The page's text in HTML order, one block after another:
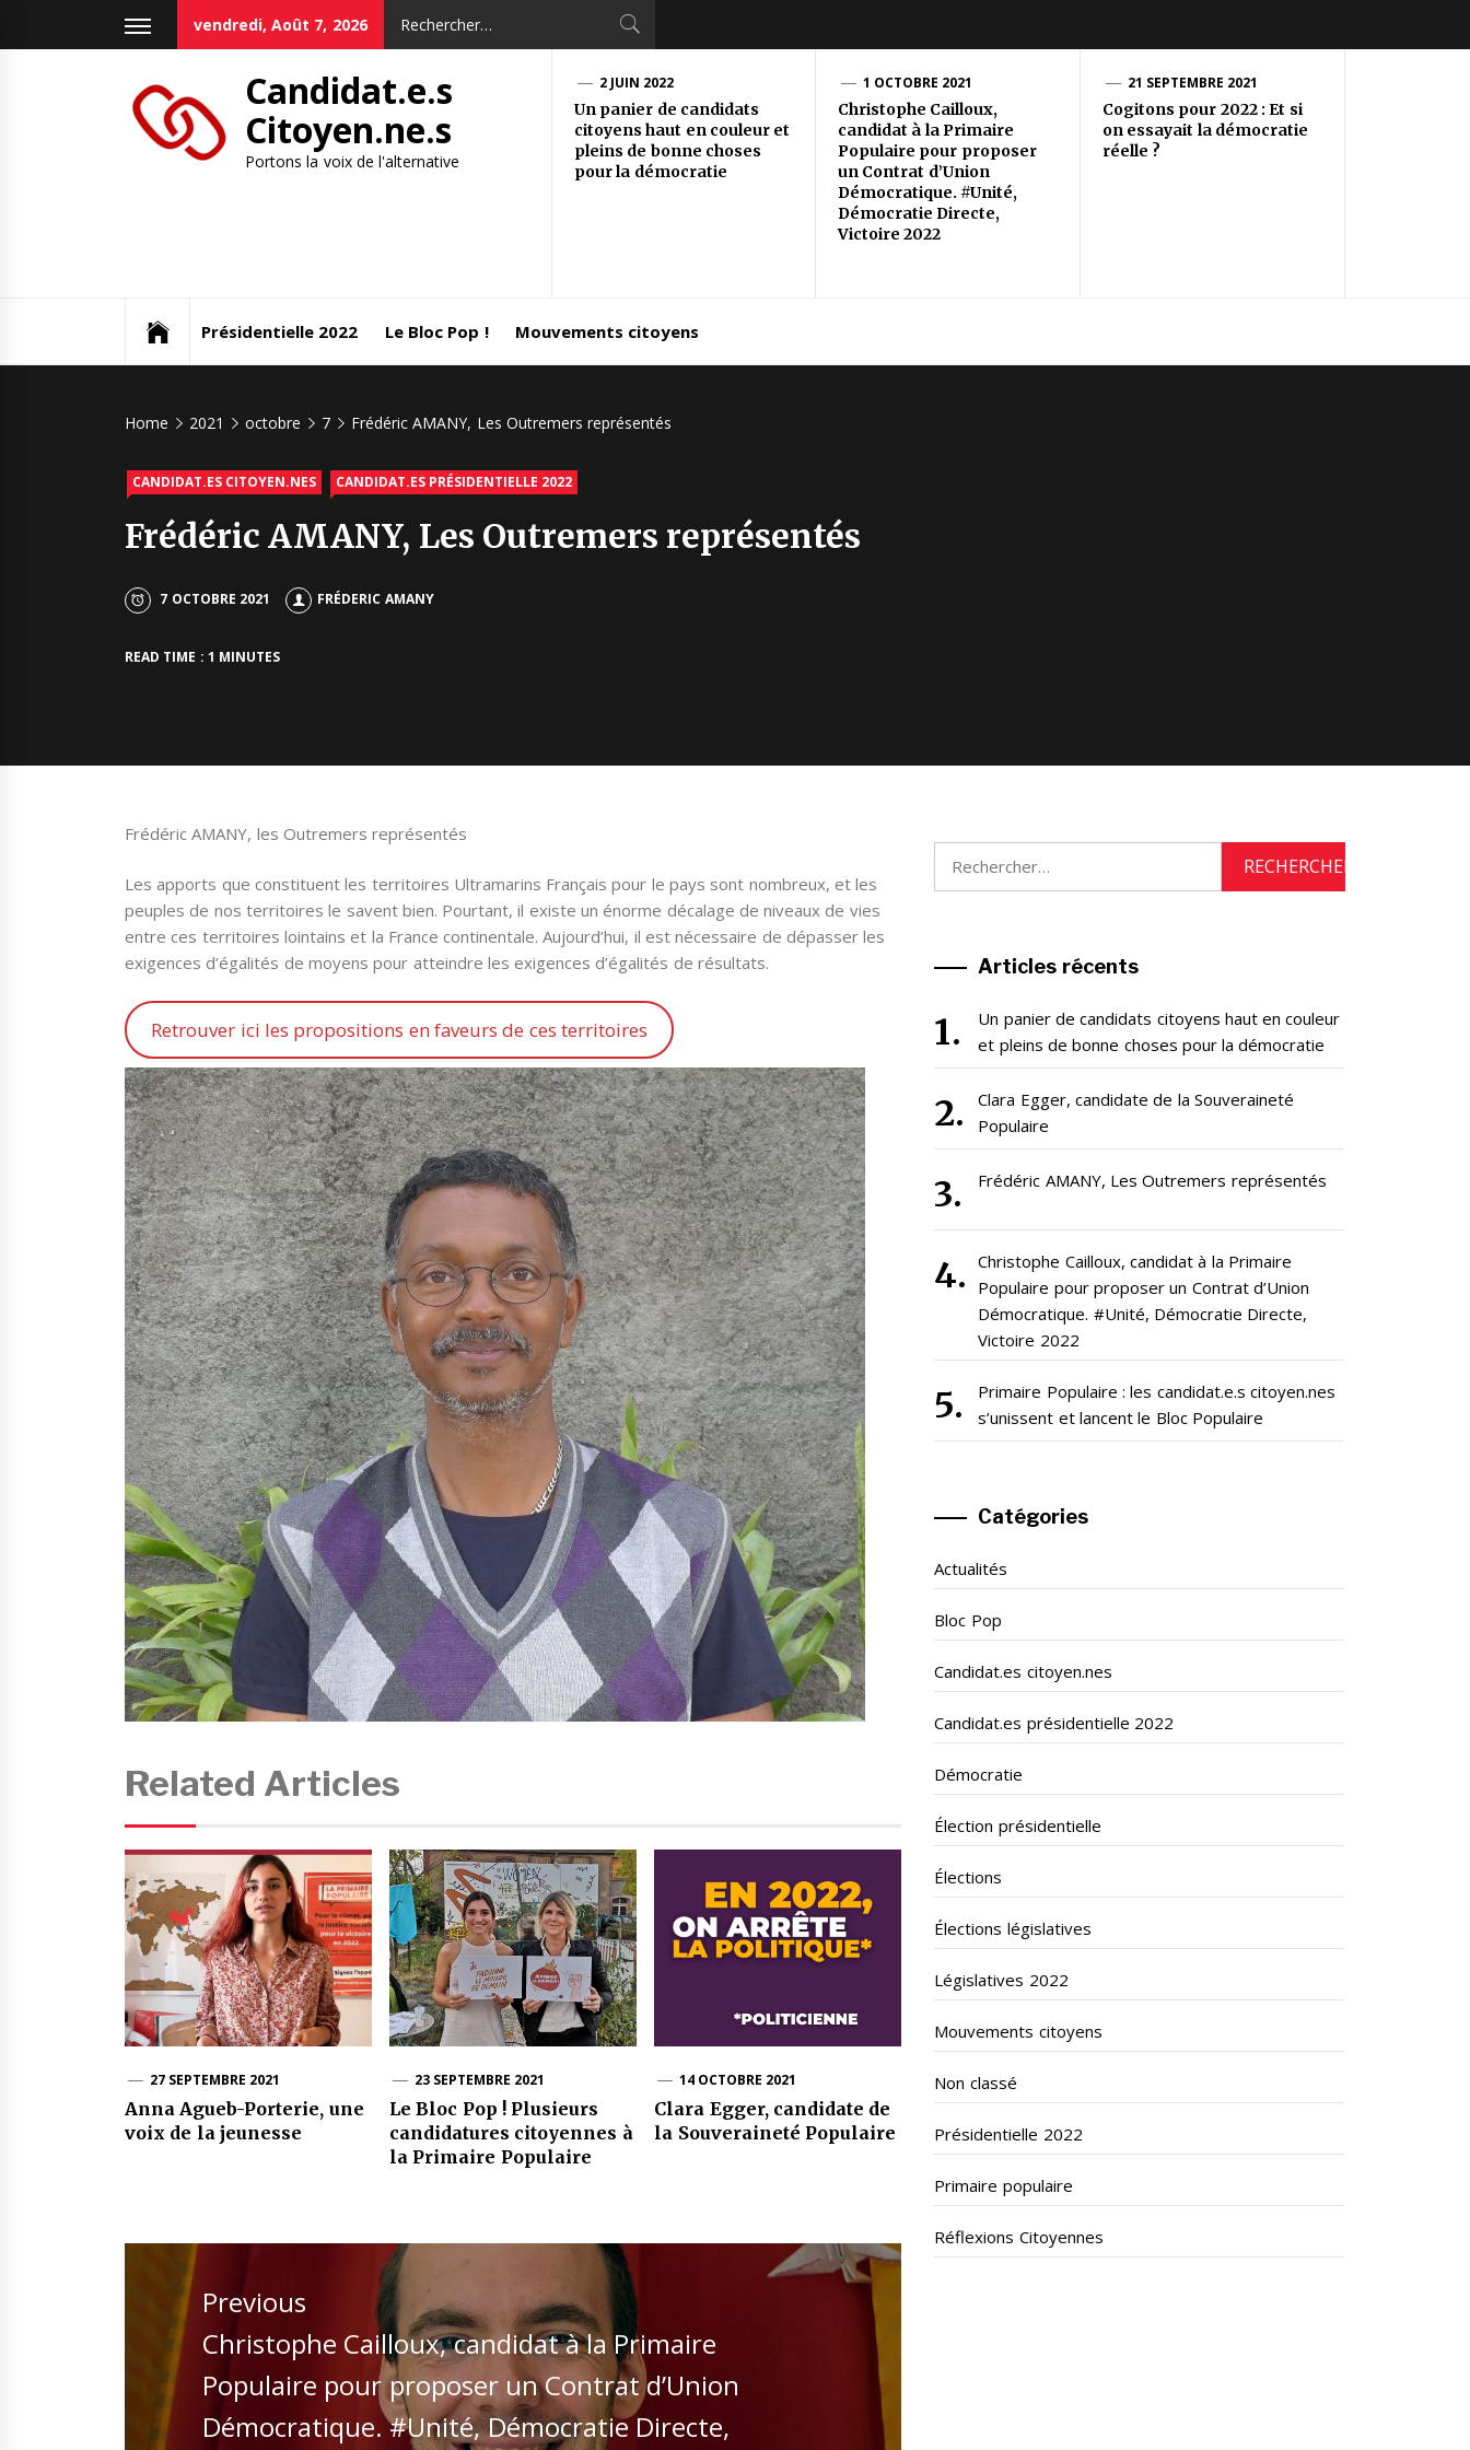
vendredi, Août 7, 2026
Candidat.e.s
Citoyen.ne.s
Portons la voix de l'alternative
2 JUIN 2022
Un panier de candidats
citoyens haut en couleur et
pleins de bonne choses
pour la démocratie
1 OCTOBRE 2021
Christophe Cailloux,
candidat à la Primaire
Populaire pour proposer
un Contrat d’Union
Démocratique. #Unité,
Démocratie Directe,
Victoire 2022
21 SEPTEMBRE 2021
Cogitons pour 2022 : Et si
on essayait la démocratie
réelle ?
Présidentielle 2022 Le Bloc Pop ! Mouvements citoyens
Home 2021 octobre 7 Frédéric AMANY, Les Outremers représentés
CANDIDAT.ES CITOYEN.NES CANDIDAT.ES PRÉSIDENTIELLE 2022
Frédéric AMANY, Les Outremers représentés
7 OCTOBRE 2021 FRÉDERIC AMANY
READ TIME : 1 MINUTES
Frédéric AMANY, les Outremers représentés
Les apports que constituent les territoires Ultramarins Français pour le pays sont nombreux, et les
peuples de nos territoires le savent bien. Pourtant, il existe un énorme décalage de niveaux de vies
entre ces territoires lointains et la France continentale. Aujourd’hui, il est nécessaire de dépasser les
exigences d’égalités de moyens pour atteindre les exigences d’égalités de résultats.
Retrouver ici les propositions en faveurs de ces territoires
Related Articles
27 SEPTEMBRE 2021
Anna Agueb-Porterie, une
voix de la jeunesse
23 SEPTEMBRE 2021
Le Bloc Pop ! Plusieurs
candidatures citoyennes à
la Primaire Populaire
14 OCTOBRE 2021
Clara Egger, candidate de
la Souveraineté Populaire
Navigation
l’article
Previous
Previous
post:
Christophe Cailloux, candidat à la Primaire
Populaire pour proposer un Contrat d’Union
Démocratique. #Unité, Démocratie Directe,
Articles récents
Un panier de candidats citoyens haut en couleur
et pleins de bonne choses pour la démocratie
Clara Egger, candidate de la Souveraineté
Populaire
Frédéric AMANY, Les Outremers représentés
Christophe Cailloux, candidat à la Primaire
Populaire pour proposer un Contrat d’Union
Démocratique. #Unité, Démocratie Directe,
Victoire 2022
Primaire Populaire : les candidat.e.s citoyen.nes
s’unissent et lancent le Bloc Populaire
Catégories
Actualités
Bloc Pop
Candidat.es citoyen.nes
Candidat.es présidentielle 2022
Démocratie
Élection présidentielle
Élections
Élections législatives
Législatives 2022
Mouvements citoyens
Non classé
Présidentielle 2022
Primaire populaire
Réflexions Citoyennes